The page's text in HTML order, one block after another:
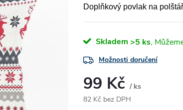
Doplňkový povlak na
Skladem >5 ks
Možnosti doručení
99 Kč / ks
82 Kč bez DPH